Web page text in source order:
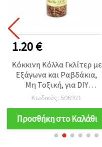
1.20 €
Κόκκινη Κόλλα Γκλίτερ με
Εξάγωνα και Ραβδάκια,
Μη Τοξική, για DIY
Χειροτεχνίες &
Διακόσμηση, 50 ml
Κωδικός: 506921
Προσθήκη στο Καλάθι